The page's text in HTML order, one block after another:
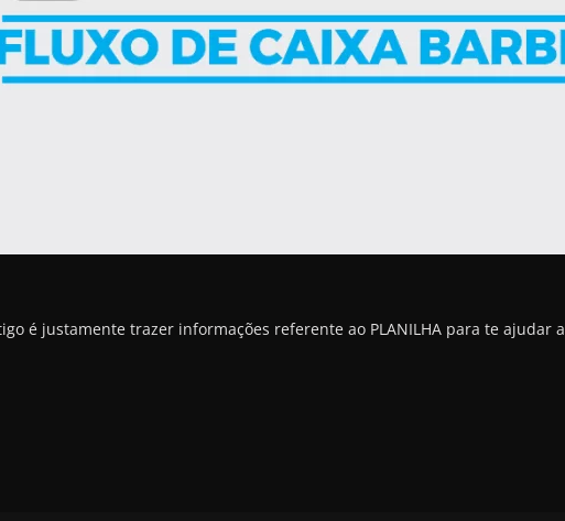
é justamente trazer informações referente ao PLANILHA para te ajudar a